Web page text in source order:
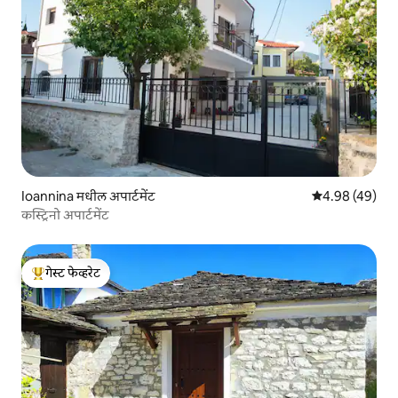
Ioannina मधील अपार्टमेंट 5 पैकी 4.98
4.98 (49)
कस्ट्रिनो अपार्टमेंट
टॉप गेस्ट फेव्हरेट
गेस्ट फेव्हरेट